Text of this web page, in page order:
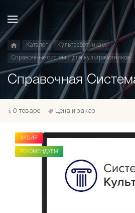
Каталог
Культработникам
Справочные системы для культработников
Справочная
О товаре Цена и заказ
АКЦИЯ
РЕКОМЕНДУЕМ